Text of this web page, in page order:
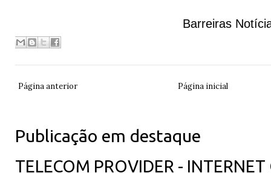
Barreiras
Página anterior Página inicial
Publicação em destaque
TELECOM PROVIDER -